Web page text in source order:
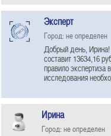
Эксперт
Город: не определен
Добрый день, Ирина!
составит 13634,16
правило экспертиза
исследования
Ирина
Город: не определен